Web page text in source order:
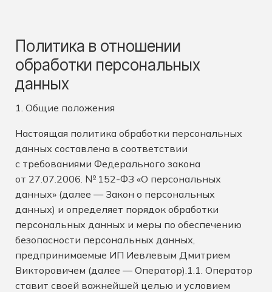
Политика в отношении
обработки персональных
данных
1. Общие положения
Настоящая политика обработки персональных
данных составлена в соответствии
с требованиями Федерального закона
от 27.07.2006. № 152-ФЗ «О персональных
данных» (далее — Закон о персональных
данных) и определяет порядок обработки
персональных данных и меры по обеспечению
безопасности персональных данных,
предпринимаемые ИП Иевлевым Дмитрием
Викторовичем (далее — Оператор).1.1. Оператор
ставит своей важнейшей целью и условием